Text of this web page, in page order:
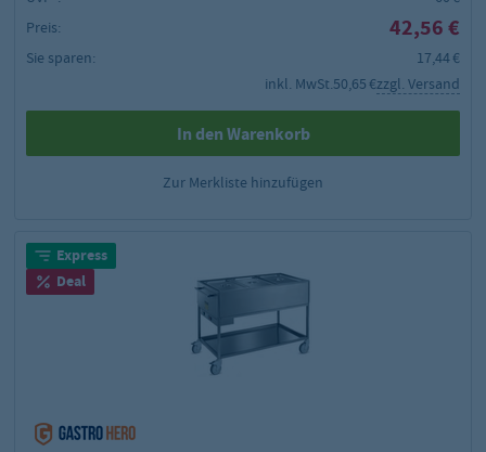
Preis:
42,56 €
Sie sparen:
17,44 €
inkl. MwSt.50,65 €zzgl. Versand
In den Warenkorb
Zur Merkliste hinzufügen
Express
Deal